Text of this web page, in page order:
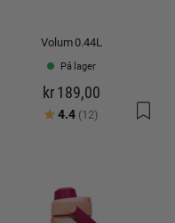
Volum 0.44L
På lager
kr 189,00
Karakter:
4.4 (12) av 5 mulige